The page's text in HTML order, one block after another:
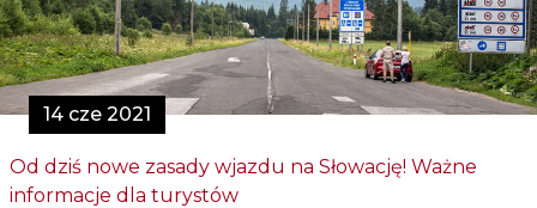
14 cze 2021
Od dziś nowe zasady wjazdu na Słowację! Ważne
informacje dla turystów